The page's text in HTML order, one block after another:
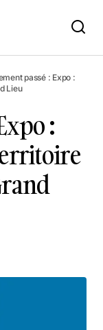
passé : Expo :
Lieu
: